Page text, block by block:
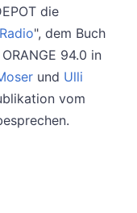
die
", dem Buch
94.0 in
und Ulli
vom